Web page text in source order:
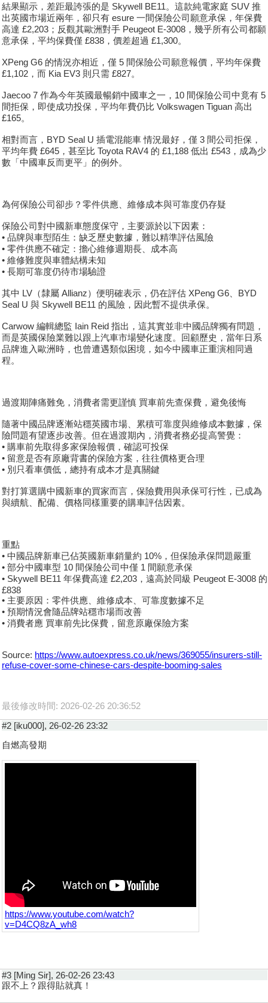
結果顯示，差距最誇張的是 Skywell BE11。這款純電家庭 SUV 推
出英國市場近兩年，卻只有 esure 一間保險公司願意承保，年保費
高達 £2,203；反觀其歐洲對手 Peugeot E-3008，幾乎所有公司都願
意承保，平均保費僅 £838，價差超過 £1,300。
XPeng G6 的情況亦相近，僅 5 間保險公司願意報價，平均年保費
£1,102，而 Kia EV3 則只需 £827。
Jaecoo 7 作為今年英國最暢銷中國車之一，10 間保險公司中竟有 5
間拒保，即使成功投保，平均年費仍比 Volkswagen Tiguan 高出
£165。
相對而言，BYD Seal U 插電混能車 情況最好，僅 3 間公司拒保，
平均年費 £645，甚至比 Toyota RAV4 的 £1,188 低出 £543，成為少
數「中國車反而更平」的例外。
為何保險公司卻步？零件供應、維修成本與可靠度仍存疑
保險公司對中國新車態度保守，主要源於以下因素：
• 品牌與車型陌生：缺乏歷史數據，難以精準評估風險
• 零件供應不確定：擔心維修週期長、成本高
• 維修難度與車體結構未知
• 長期可靠度仍待市場驗證
其中 LV（隸屬 Allianz）便明確表示，仍在評估 XPeng G6、BYD
Seal U 與 Skywell BE11 的風險，因此暫不提供承保。
Carwow 編輯總監 Iain Reid 指出，這其實並非中國品牌獨有問題，
而是英國保險業難以跟上汽車市場變化速度。回顧歷史，當年日系
品牌進入歐洲時，也曾遭遇類似困境，如今中國車正重演相同過
程。
過渡期陣痛難免，消費者需更謹慎 買車前先查保費，避免後悔
隨著中國品牌逐漸站穩英國市場、累積可靠度與維修成本數據，保
險問題有望逐步改善。但在過渡期內，消費者務必提高警覺：
• 購車前先取得多家保險報價，確認可投保
• 留意是否有原廠背書的保險方案，往往價格更合理
• 別只看車價低，總持有成本才是真關鍵
對打算選購中國新車的買家而言，保險費用與承保可行性，已成為
與續航、配備、價格同樣重要的購車評估因素。
重點
• 中國品牌新車已佔英國新車銷量約 10%，但保險承保問題嚴重
• 部分中國車型 10 間保險公司中僅 1 間願意承保
• Skywell BE11 年保費高達 £2,203，遠高於同級 Peugeot E-3008 的
£838
• 主要原因：零件供應、維修成本、可靠度數據不足
• 預期情況會隨品牌站穩市場而改善
• 消費者應 買車前先比保費，留意原廠保險方案
Source: https://www.autoexpress.co.uk/news/369055/insurers-still-
refuse-cover-some-chinese-cars-despite-booming-sales
最後修改時間: 2026-02-26 20:36:52
#2 [iku000], 26-02-26 23:32
自燃高發期
https://www.youtube.com/watch?
v=D4CQ8zA_wh8
#3 [Ming Sir], 26-02-26 23:43
跟不上？跟得貼就真！